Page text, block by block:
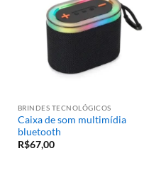
BRINDES TECNOLÓGICOS
Caixa de som multimídia
bluetooth
R$67,00